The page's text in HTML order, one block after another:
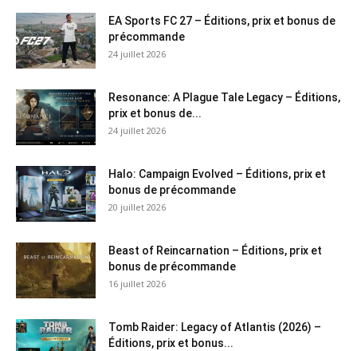
EA Sports FC 27 – Éditions, prix et bonus de
précommande
24 juillet 2026
Resonance: A Plague Tale Legacy – Éditions,
prix et bonus de...
24 juillet 2026
Halo: Campaign Evolved – Éditions, prix et
bonus de précommande
20 juillet 2026
Beast of Reincarnation – Éditions, prix et
bonus de précommande
16 juillet 2026
Tomb Raider: Legacy of Atlantis (2026) –
Éditions, prix et bonus...